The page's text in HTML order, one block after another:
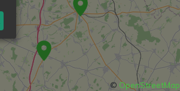
© OpenStreetMap